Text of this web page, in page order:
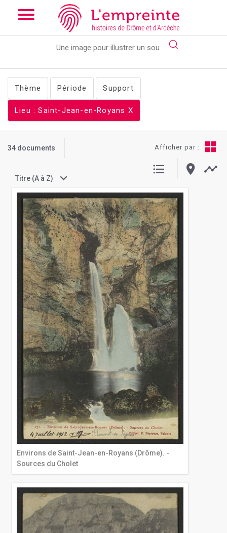
Array ( [slug] => documents [lieu] => Saint-Jean-en-Royans )
Add the new slick-theme.css if you want the default styling
Thème Période Support
Lieu : Saint-Jean-en-Royans X
34 documents
Titre (A à Z)
Afficher par :
Environs de Saint-Jean-en-Royans (Drôme). -
Sources du Cholet